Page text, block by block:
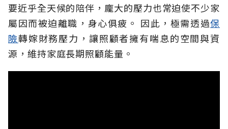
要近乎全天候的陪伴，龐大的壓力也常迫使不少家
屬因而被迫離職，身心俱疲。 因此，極需透過保
險轉嫁財務壓力，讓照顧者擁有喘息的空間與資
源，維持家庭長期照顧能量。